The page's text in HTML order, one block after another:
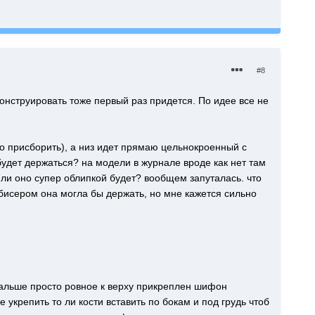
#8
тоже первый раз придется. По идее все не
присборить), а низ идет прямаю цельнокроенный с
держаться? на модели в журнале вроде как нет там
оно супер облипкой будет? вообщем запуталась. что
она могла бы держать, но мне кажется сильно
просто ровное к верху прикреплен шифон
то ли кости вставить по бокам и под грудь чтоб